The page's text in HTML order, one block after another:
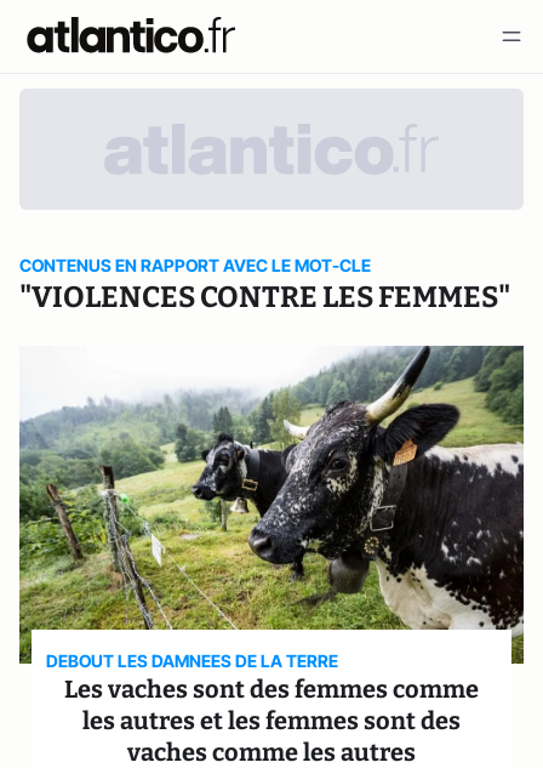
CONTENUS EN RAPPORT AVEC LE MOT-CLE
"VIOLENCES CONTRE LES FEMMES"
DEBOUT LES DAMNEES DE LA TERRE
Les vaches sont des femmes comme
les autres et les femmes sont des
vaches comme les autres